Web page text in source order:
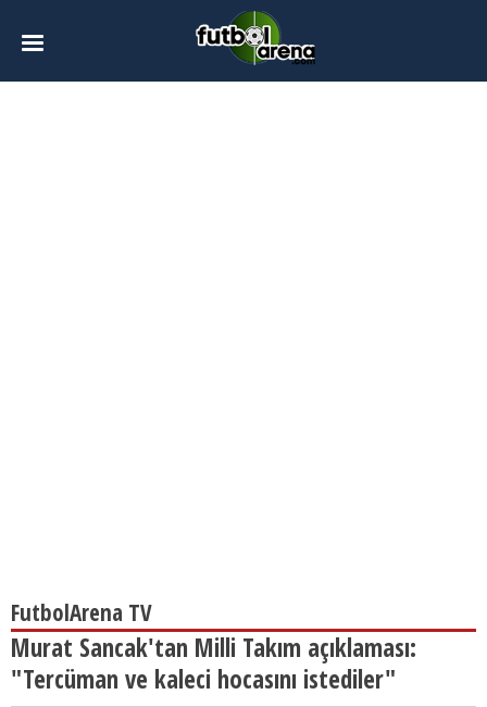
FutbolArena TV
Murat Sancak'tan Milli Takım açıklaması:
"Tercüman ve kaleci hocasını istediler"